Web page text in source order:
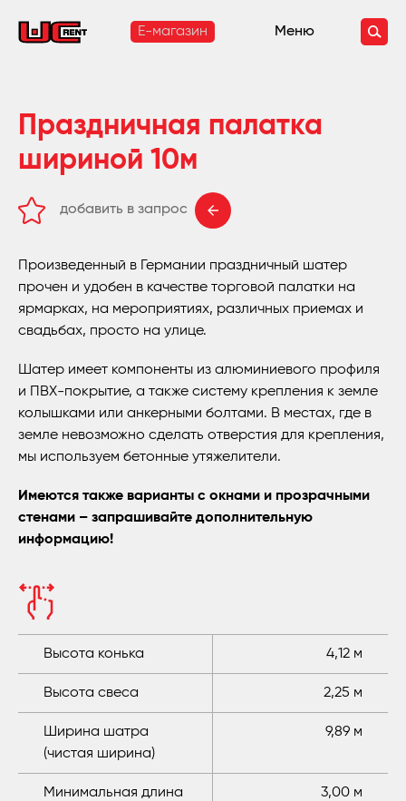
E-магазин Меню
Праздничная палатка
шириной 10м
добавить в запрос
Произведенный в Германии праздничный шатер
прочен и удобен в качестве торговой палатки на
ярмарках, на мероприятиях, различных приемах и
свадьбах, просто на улице.
Шатер имеет компоненты из алюминиевого профиля
и ПВХ-покрытие, а также систему крепления к земле
колышками или анкерными болтами. В местах, где в
земле невозможно сделать отверстия для крепления,
мы используем бетонные утяжелители.
Имеются также варианты с окнами и прозрачными
стенами – запрашивайте дополнительную
информацию!
Высота конька 4,12 м
Высота свеса 2,25 м
Ширина шатра
(чистая ширина)
9,89 м
Минимальная длина
3,00 м